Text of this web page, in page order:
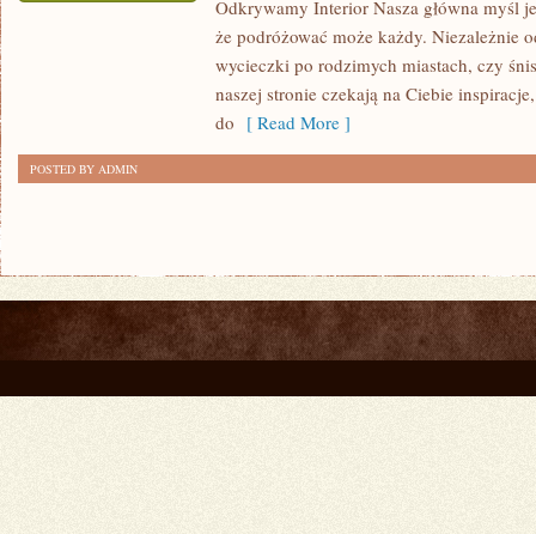
Odkrywamy Interior Nasza główna myśl
że podróżować może każdy. Niezależnie
wycieczki po rodzimych miastach, czy
naszej stronie czekają na Ciebie
do [ Read More ]
POSTED BY ADMIN